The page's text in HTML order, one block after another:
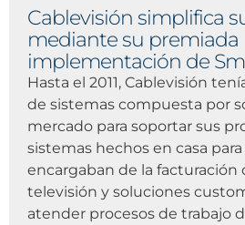
Cablevisión simplifica
mediante su premiada
implementación de
Hasta el 2011, Cablevisión
de sistemas compuesta por
mercado para soportar sus
sistemas hechos en casa
encargaban de la facturación
televisión y soluciones
atender procesos de trabajo